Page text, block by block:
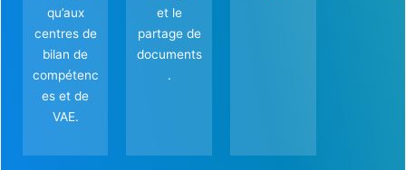
qu’aux
centres de
bilan de
compétenc
es et de
VAE.
et le
partage de
documents
.